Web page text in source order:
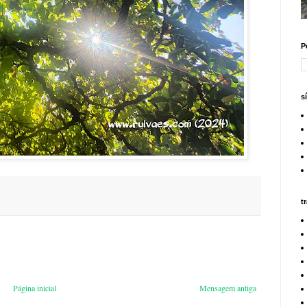
Mensagem antiga
Página inicial